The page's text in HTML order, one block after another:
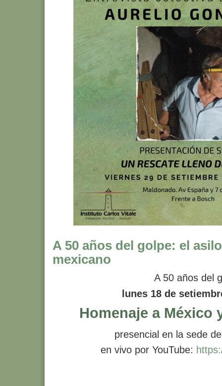
A 50 años del golpe: el asilo
mexicano
A 50 años del
lunes 18 de
Homenaje a México
presencial en la sede
en vivo por YouTube: